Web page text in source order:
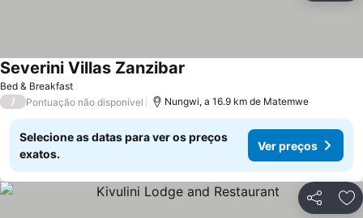
Bed & Breakfast
Severini Villas Zanzibar
/ Pontuação não disponível Nungwi, a 16.9 km de Matemwe
Selecione as datas para ver os preços
exatos.
Ver preços
Partilhar